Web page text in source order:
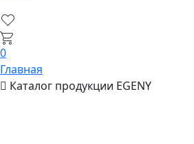
0
Главная
Каталог продукции EGENY